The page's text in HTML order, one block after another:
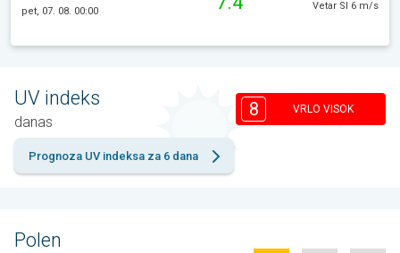
pet, 07. 08. 00:00
Vetar SI 6 m/s
UV indeks
danas
8 VRLO VISOK
Prognoza UV indeksa za 6 dana
Polen